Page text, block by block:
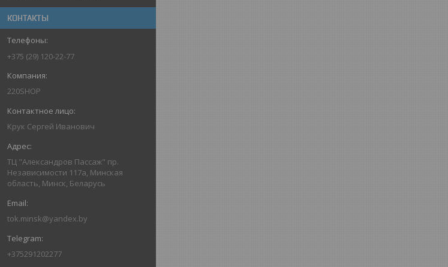
КОНТАКТЫ
+375 (29) 120-22-77
220SHOP
Крук Сергей Иванович
ТЦ "Александров Пассаж" пр.
Независимости 117а, Минская
область, Минск, Беларусь
tok.minsk@yandex.by
+375291202277